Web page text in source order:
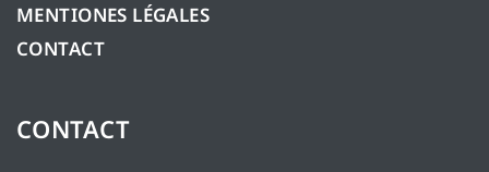
MENTIONES LÉGALES
CONTACT
CONTACT